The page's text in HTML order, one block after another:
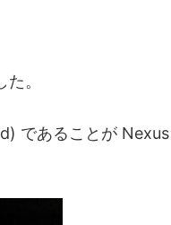
。
であることが